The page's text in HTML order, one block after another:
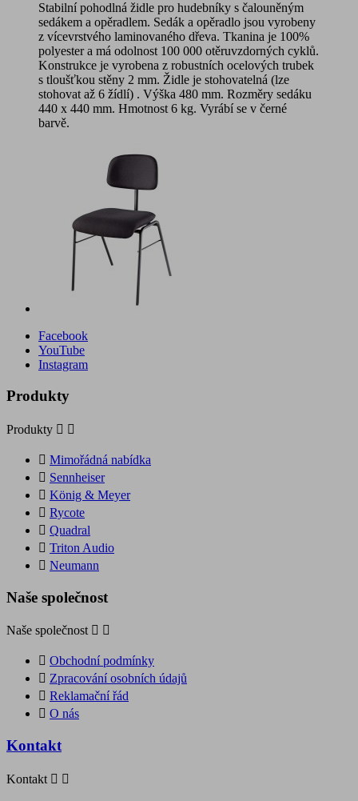
Stabilní pohodlná židle pro hudebníky s čalouněným
sedákem a opěradlem. Sedák a opěradlo jsou vyrobeny
z vícevrstvého laminovaného dřeva. Tkanina je 100%
polyester a má odolnost 100 000 otěruvzdorných cyklů.
Konstrukce je vyrobena z robustních ocelových trubek
s tloušťkou stěny 2 mm. Židle je stohovatelná (lze
stohovat až 6 žídlí) . Výška 480 mm. Rozměry sedáku
440 x 440 mm. Hmotnost 6 kg. Vyrábí se v černé
barvě.
Facebook
YouTube
Instagram
Produkty
Produkty  
 Mimořádná nabídka
 Sennheiser
 König & Meyer
 Rycote
 Quadral
 Triton Audio
 Neumann
Naše společnost
Naše společnost  
 Obchodní podmínky
 Zpracování osobních údajů
 Reklamační řád
 O nás
Kontakt
Kontakt  